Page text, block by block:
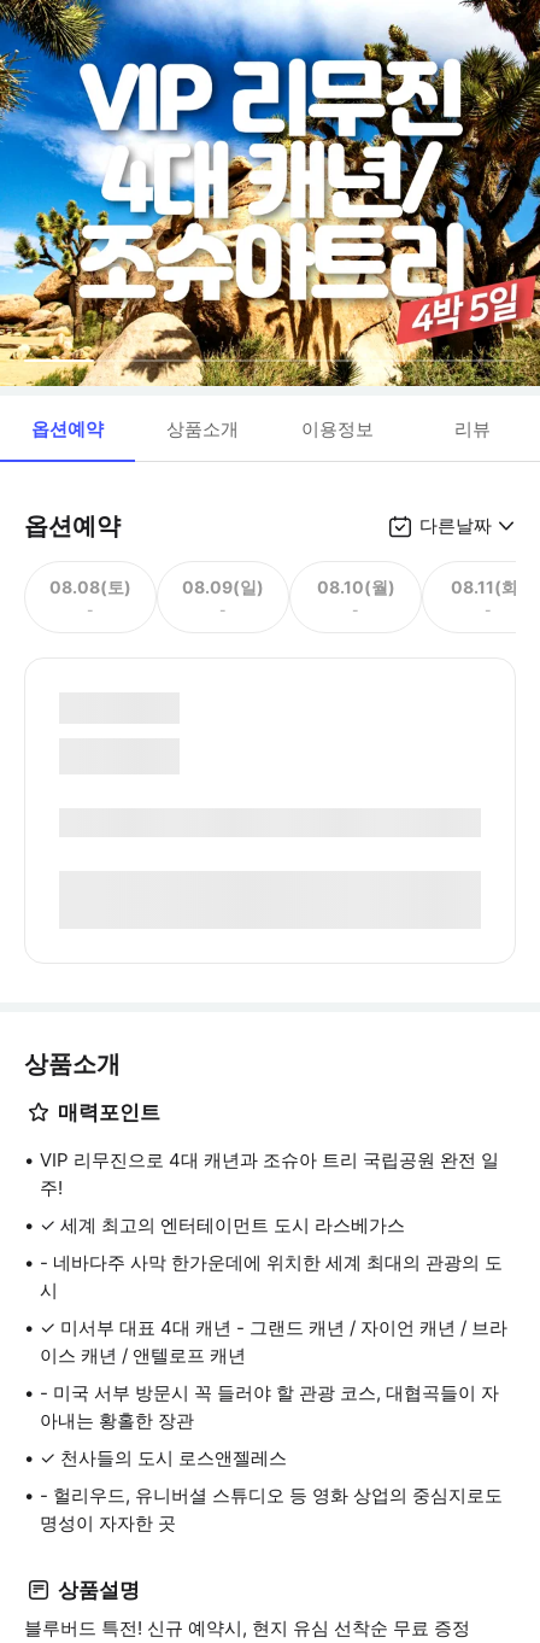
옵션예약 상품소개 이용정보 리뷰
옵션예약 다른날짜
08.08(토)
-
08.09(일)
-
08.10(월)
-
08.11(화)
-
상품소개
매력포인트
VIP 리무진으로 4대 캐년과 조슈아 트리 국립공원 완전 일
주!
✓ 세계 최고의 엔터테이먼트 도시 라스베가스
- 네바다주 사막 한가운데에 위치한 세계 최대의 관광의 도
시
✓ 미서부 대표 4대 캐년 - 그랜드 캐년 / 자이언 캐년 / 브라
이스 캐년 / 앤텔로프 캐년
- 미국 서부 방문시 꼭 들러야 할 관광 코스, 대협곡들이 자
아내는 황홀한 장관
✓ 천사들의 도시 로스앤젤레스
- 헐리우드, 유니버셜 스튜디오 등 영화 상업의 중심지로도
명성이 자자한 곳
상품설명
블루버드 특전! 신규 예약시, 현지 유심 선착순 무료 증정